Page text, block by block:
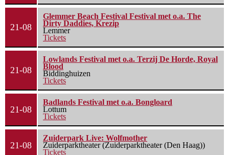
21-08
Glemmer Beach Festival Festival met o.a. The
Dirty Daddies, Krezip
Lemmer
Tickets
21-08
Lowlands Festival met o.a. Terzij De Horde, Royal
Blood
Biddinghuizen
Tickets
21-08
Badlands Festival met o.a. Bongloard
Lottum
Tickets
21-08
Zuiderpark Live: Wolfmother
Zuiderparktheater (Zuiderparktheater (Den Haag))
Tickets